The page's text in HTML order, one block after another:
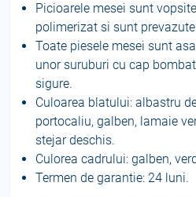
Picioarele mesei sunt
polimerizat si sunt
Toate piesele mesei sunt
unor suruburi cu cap
sigure.
Culoarea blatului: albastru
portocaliu, galben, lamaie
stejar deschis.
Culorea cadrului: galben,
Termen de garantie: 24 luni.